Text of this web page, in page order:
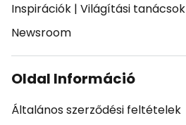
Inspirációk | Világítási tanácsok
Newsroom
Oldal Információ
Általános szerződési feltételek